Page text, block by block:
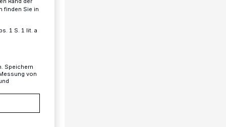
finden Sie in
1 S. 1 lit. a
Speichern
von